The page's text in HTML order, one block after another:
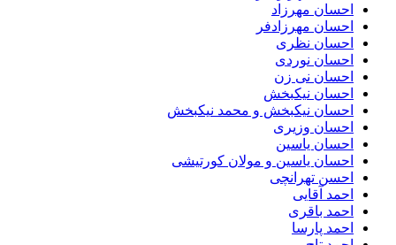
احسان مهرزاد
احسان مهرزادفر
احسان نظری
احسان نوردی
احسان نی زن
احسان نیکبخش
احسان نیکبخش و محمد نیکبخش
احسان وزیری
احسان یاسین
احسان یاسین و مولان کورتیشی
احسن تهرانچی
احمد آقایی
احمد باقری
احمد پارسا